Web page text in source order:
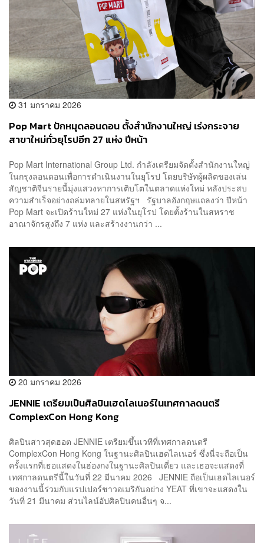
31 มกราคม 2026
Pop Mart ปักหมุดลอนดอน ตั้งสำนักงานใหญ่ เร่งกระจาย
สาขาใหม่ทั่วยุโรปอีก 27 แห่ง ปีหน้า
Pop Mart International Group Ltd. กำลังเตรียมจัดตั้งสำนักงานใหญ่
ในกรุงลอนดอนเพื่อการดำเนินงานในยุโรป โดยบริษัทผู้ผลิตของเล่น
สัญชาติจีนรายนี้มุ่งแสวงหาการเติบโตในตลาดแห่งใหม่ หลังประสบ
ความสำเร็จอย่างถล่มทลายในสหรัฐฯ รัฐบาลอังกฤษแถลงว่า ปีหน้า
Pop Mart จะเปิดร้านใหม่ 27 แห่งในยุโรป โดยตั้งร้านในสหราช
อาณาจักรสูงถึง 7 แห่ง และสร้างงานกว่า ...
20 มกราคม 2026
JENNIE เตรียมเป็นศิลปินเฮดไลเนอร์ในเทศกาลดนตรี
ComplexCon Hong Kong
ศิลปินสาวสุดฮอต JENNIE เตรียมขึ้นเวทีที่เทศกาลดนตรี
ComplexCon Hong Kong ในฐานะศิลปินเฮดไลเนอร์ ซึ่งนี่จะถือเป็น
ครั้งแรกที่เธอแสดงในฮ่องกงในฐานะศิลปินเดี่ยว และเธอจะแสดงที่
เทศกาลดนตรีนี้ในวันที่ 22 มีนาคม 2026 JENNIE ถือเป็นเฮดไลเนอร์
ของงานนี้ร่วมกับแรปเปอร์ชาวอเมริกันอย่าง YEAT ที่เขาจะแสดงใน
วันที่ 21 มีนาคม ส่วนไลน์อัปศิลปินคนอื่นๆ จ...